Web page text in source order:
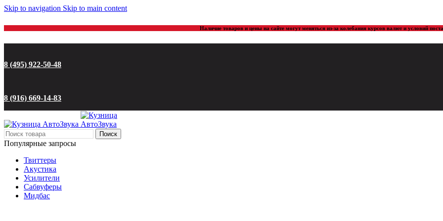
Skip to navigation Skip to main content
Наличие товаров и цены на сайте могут меняться из-за колебания курсов валют и условий
8 (495) 922-50-48
8 (916) 669-14-83
Поиск
Популярные запросы
Твиттеры
Акустика
Усилители
Сабвуферы
Мидбас